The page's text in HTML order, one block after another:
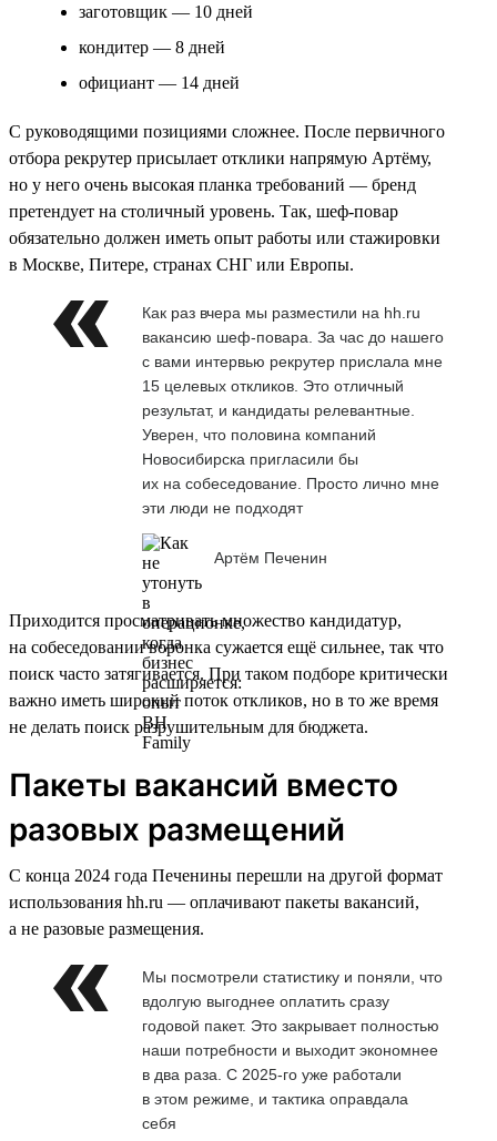
заготовщик — 10 дней
кондитер — 8 дней
официант — 14 дней
С руководящими позициями сложнее. После первичного
отбора рекрутер присылает отклики напрямую Артёму,
но у него очень высокая планка требований — бренд
претендует на столичный уровень. Так, шеф-повар
обязательно должен иметь опыт работы или стажировки
в Москве, Питере, странах СНГ или Европы.
Как раз вчера мы разместили на hh.ru
вакансию шеф-повара. За час до нашего
с вами интервью рекрутер прислала мне
15 целевых откликов. Это отличный
результат, и кандидаты релевантные.
Уверен, что половина компаний
Новосибирска пригласили бы
их на собеседование. Просто лично мне
эти люди не подходят
Артём Печенин
Приходится просматривать множество кандидатур,
на собеседовании воронка сужается ещё сильнее, так что
поиск часто затягивается. При таком подборе критически
важно иметь широкий поток откликов, но в то же время
не делать поиск разрушительным для бюджета.
Пакеты вакансий вместо
разовых размещений
С конца 2024 года Печенины перешли на другой формат
использования hh.ru — оплачивают пакеты вакансий,
а не разовые размещения.
Мы посмотрели статистику и поняли, что
вдолгую выгоднее оплатить сразу
годовой пакет. Это закрывает полностью
наши потребности и выходит экономнее
в два раза. С 2025-го уже работали
в этом режиме, и тактика оправдала
себя